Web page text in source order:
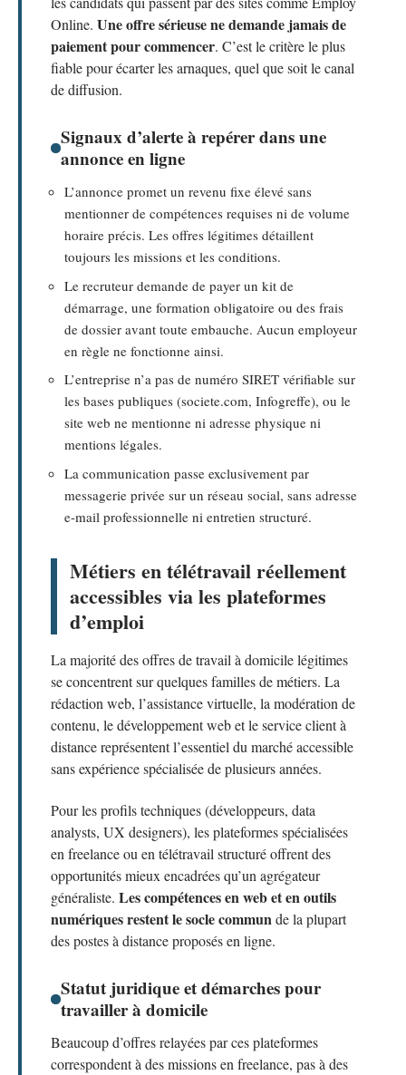
Online. Une offre sérieuse ne demande jamais de
paiement pour commencer. C’est le critère le plus
fiable pour écarter les arnaques, quel que soit le canal
de diffusion.
Signaux d’alerte à repérer dans une
annonce en ligne
L’annonce promet un revenu fixe élevé sans
mentionner de compétences requises ni de volume
horaire précis. Les offres légitimes détaillent
toujours les missions et les conditions.
Le recruteur demande de payer un kit de
démarrage, une formation obligatoire ou des frais
de dossier avant toute embauche. Aucun employeur
en règle ne fonctionne ainsi.
L’entreprise n’a pas de numéro SIRET vérifiable sur
les bases publiques (societe.com, Infogreffe), ou le
site web ne mentionne ni adresse physique ni
mentions légales.
La communication passe exclusivement par
messagerie privée sur un réseau social, sans adresse
e-mail professionnelle ni entretien structuré.
Métiers en télétravail réellement
accessibles via les plateformes
d’emploi
La majorité des offres de travail à domicile légitimes
se concentrent sur quelques familles de métiers. La
rédaction web, l’assistance virtuelle, la modération de
contenu, le développement web et le service client à
distance représentent l’essentiel du marché accessible
sans expérience spécialisée de plusieurs années.
Pour les profils techniques (développeurs, data
analysts, UX designers), les plateformes spécialisées
en freelance ou en télétravail structuré offrent des
opportunités mieux encadrées qu’un agrégateur
généraliste. Les compétences en web et en outils
numériques restent le socle communde la plupart
des postes à distance proposés en ligne.
Statut juridique et démarches pour
travailler à domicile
Beaucoup d’offres relayées par ces plateformes
correspondent à des missions en freelance, pas à des